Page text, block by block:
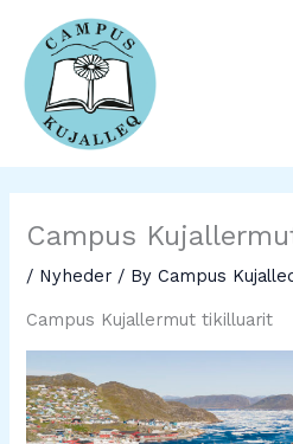
content
Campus
/ Nyheder / ByCampus
Campus Kujallermut tikilluarit